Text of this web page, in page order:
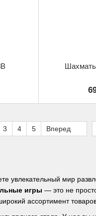
увлекательный мир
игры — это не
ассортимент
3 4 5 Вперед